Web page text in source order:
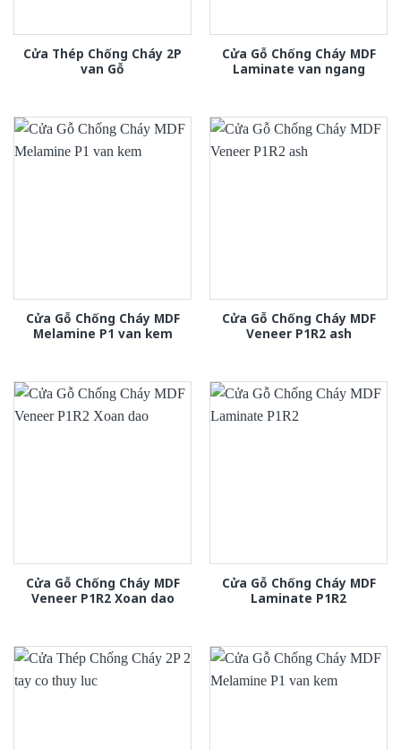
Cửa Thép Chống Cháy 2P
van Gỗ
Cửa Gỗ Chống Cháy MDF
Laminate van ngang
Cửa Gỗ Chống Cháy MDF
Melamine P1 van kem
Cửa Gỗ Chống Cháy MDF
Veneer P1R2 ash
Cửa Gỗ Chống Cháy MDF
Veneer P1R2 Xoan dao
Cửa Gỗ Chống Cháy MDF
Laminate P1R2